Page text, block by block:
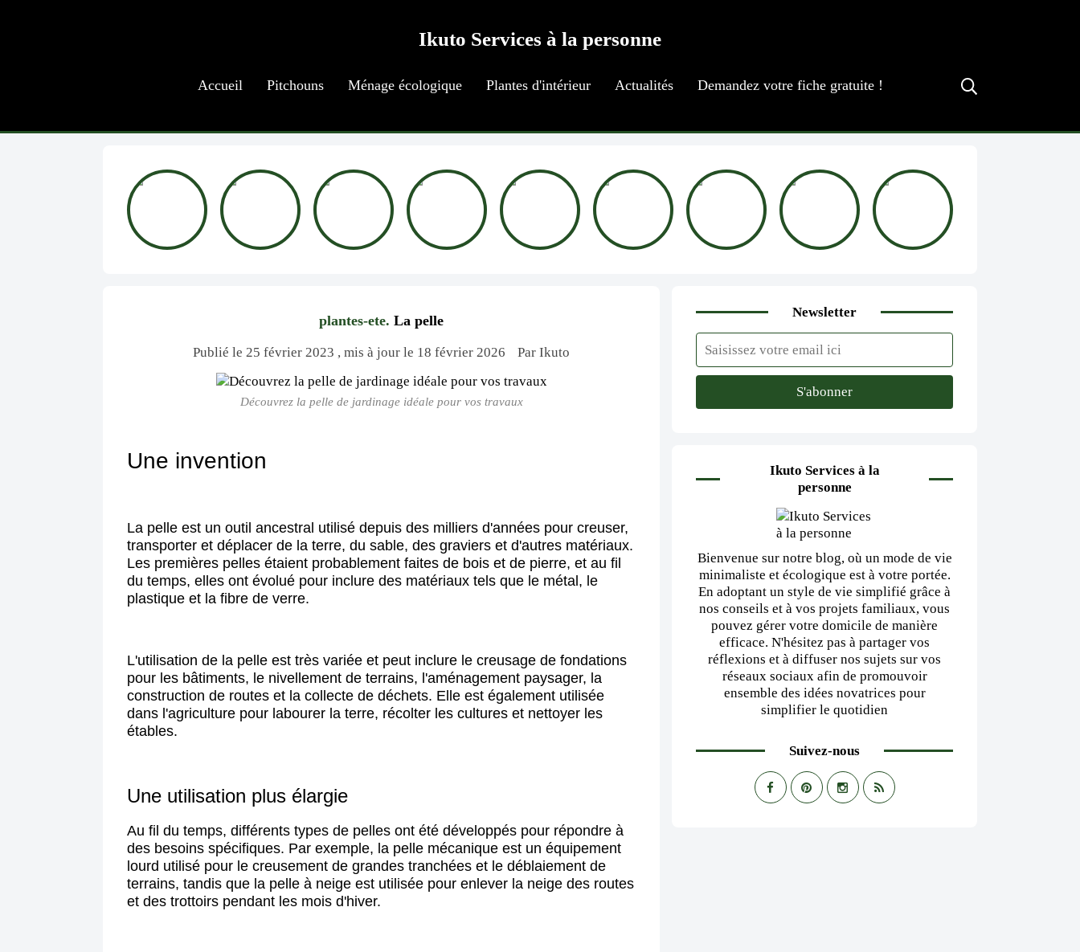
Ikuto Services à la personne
Accueil Pitchouns Ménage écologique Plantes d'intérieur Actualités Demandez votre fiche gratuite !
plantes-ete. La pelle
Publié le 25 février 2023 , mis à jour le 18 février 2026 Par Ikuto
Découvrez la pelle de jardinage idéale pour vos travaux
Une invention
La pelle est un outil ancestral utilisé depuis des milliers d'années pour creuser,
transporter et déplacer de la terre, du sable, des graviers et d'autres matériaux.
Les premières pelles étaient probablement faites de bois et de pierre, et au fil
du temps, elles ont évolué pour inclure des matériaux tels que le métal, le
plastique et la fibre de verre.
L'utilisation de la pelle est très variée et peut inclure le creusage de fondations
pour les bâtiments, le nivellement de terrains, l'aménagement paysager, la
construction de routes et la collecte de déchets. Elle est également utilisée
dans l'agriculture pour labourer la terre, récolter les cultures et nettoyer les
étables.
Une utilisation plus élargie
Au fil du temps, différents types de pelles ont été développés pour répondre à
des besoins spécifiques. Par exemple, la pelle mécanique est un équipement
lourd utilisé pour le creusement de grandes tranchées et le déblaiement de
terrains, tandis que la pelle à neige est utilisée pour enlever la neige des routes
et des trottoirs pendant les mois d'hiver.
Newsletter
Ikuto Services à la
personne
Bienvenue sur notre blog, où un mode de vie
minimaliste et écologique est à votre portée.
En adoptant un style de vie simplifié grâce à
nos conseils et à vos projets familiaux, vous
pouvez gérer votre domicile de manière
efficace. N'hésitez pas à partager vos
réflexions et à diffuser nos sujets sur vos
réseaux sociaux afin de promouvoir
ensemble des idées novatrices pour
simplifier le quotidien
Suivez-nous